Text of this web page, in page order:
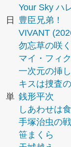
Your Sky ハ
日
豊臣兄弟！
VIVANT
勿忘草の咲
マイ・フィ
一次元の挿
キスは捜査
単 銭形平次
しあわせは
手塚治虫の
笹まくら